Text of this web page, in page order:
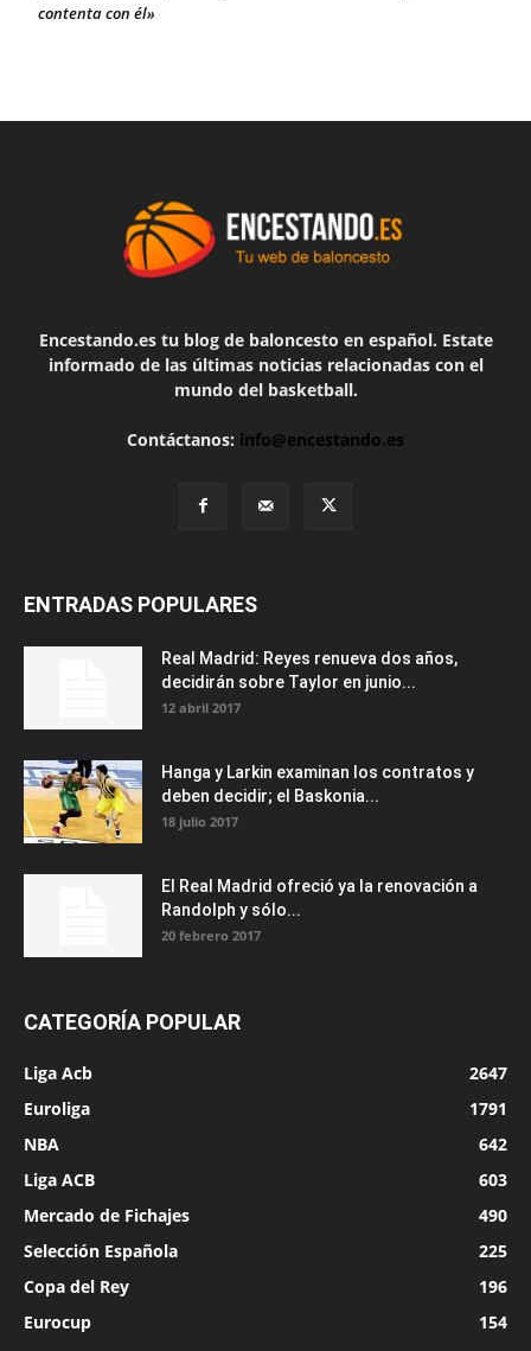
contenta con él»
Encestando.es tu blog de baloncesto en español. Estate
informado de las últimas noticias relacionadas con el
mundo del basketball.
Contáctanos: info@encestando.es
ENTRADAS POPULARES
Real Madrid: Reyes renueva dos años,
decidirán sobre Taylor en junio...
12 abril 2017
Hanga y Larkin examinan los contratos y
deben decidir; el Baskonia...
18 julio 2017
El Real Madrid ofreció ya la renovación a
Randolph y sólo...
20 febrero 2017
CATEGORÍA POPULAR
Liga Acb
2647
Euroliga
1791
NBA
642
Liga ACB
603
Mercado de Fichajes
490
Selección Española
225
Copa del Rey
196
Eurocup
154